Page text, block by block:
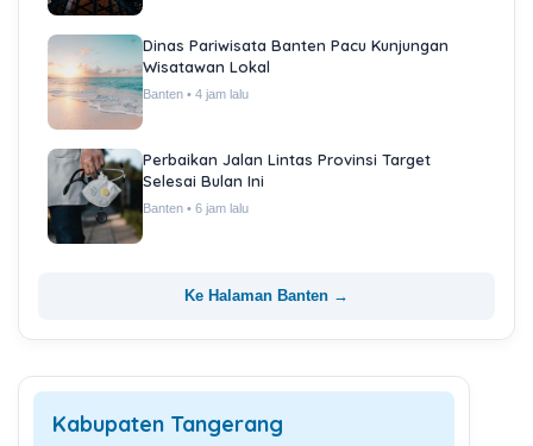
Dinas Pariwisata Banten Pacu Kunjungan
Wisatawan Lokal
Banten • 4 jam lalu
Perbaikan Jalan Lintas Provinsi Target
Selesai Bulan Ini
Banten • 6 jam lalu
Ke Halaman Banten →
Kabupaten Tangerang